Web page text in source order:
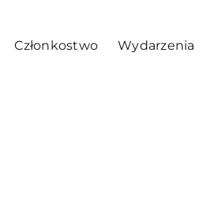
Członkostwo Wydarzenia